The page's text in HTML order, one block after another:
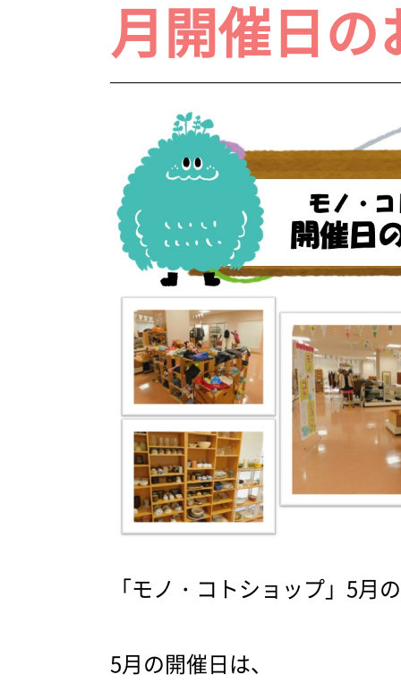
月開催日の
「モノ・コトショップ」5月
5月の開催日は、